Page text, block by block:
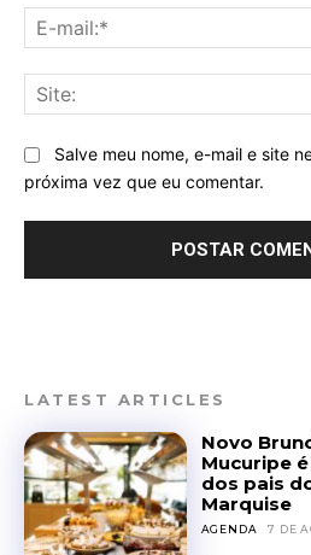
Salve meu nome, e-mail e site
próxima vez que eu comentar.
LATEST ARTICLES
Novo
Mucuripe
dos pais
Marquise
AGENDA 7 DE